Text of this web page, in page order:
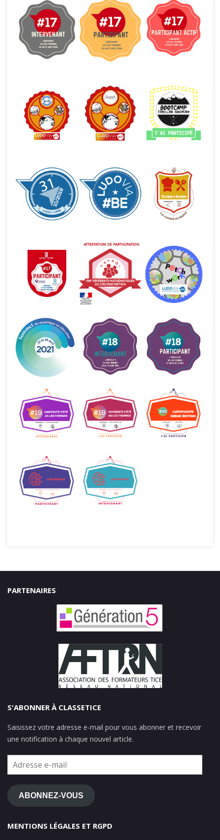
PARTENAIRES
S'ABONNER À CLASSETICE
Saisissez votre adresse e-mail pour vous abonner et recevoir
une notification à chaque nouvel article.
Adresse
e-
mail
ABONNEZ-VOUS
MENTIONS LÉGALES ET RGPD